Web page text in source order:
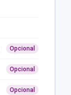
Opcional
Opcional
Opcional